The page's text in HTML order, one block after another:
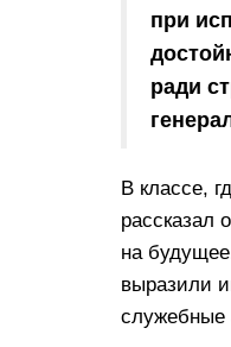
при
ради
В классе,
рассказал
на
выразили
служебные